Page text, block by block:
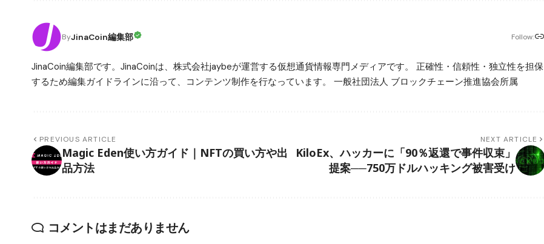
ByJinaCoin編集部 Follow:
JinaCoin編集部です。JinaCoinは、株式会社jaybeが運営する仮想通貨情報専門メディアです。 正確性・信頼性・独立性を担保
するため編集ガイドラインに沿って、コンテンツ制作を行なっています。 一般社団法人 ブロックチェーン推進協会所属
PREVIOUS ARTICLE
Magic Eden使い方ガイド｜NFTの買い方や出
品方法
NEXT ARTICLE
KiloEx、ハッカーに「90％返還で事件収束」
提案──750万ドルハッキング被害受け
コメントはまだありません